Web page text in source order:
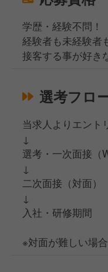
学歴・経験不問！
経験者も未経験者
接客する事が好き
選考フロ
当求人よりエント
↓
選考・一次面接（
↓
二次面接（対面）
↓
入社・研修期間
※対面が難しい場